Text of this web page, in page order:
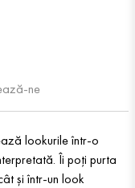
ne
lookurile într-o
Îi poți purta
și într-un look